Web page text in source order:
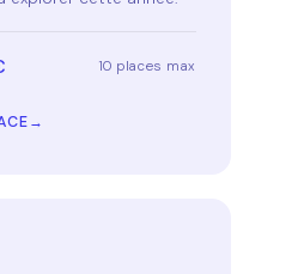
10 places max